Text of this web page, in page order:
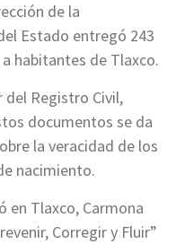
de la
Estado entregó 243
habitantes de Tlaxco.
del Registro Civil,
documentos se da
la veracidad de los
nacimiento.
en Tlaxco, Carmona
Corregir y Fluir”